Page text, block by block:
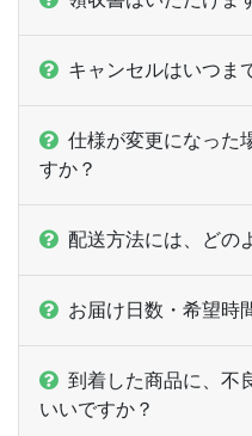
25,500部
26,500部
27,000部
28,500部
29,000部
29,500部
キャンセルはいつま
仕様が変更になった
すか？
配送方法には、どの
お届け日数・希望時
到着した商品に、不
いいですか？